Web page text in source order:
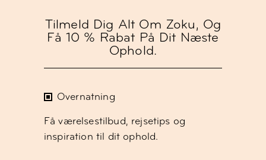
Tilmeld Dig Alt Om Zoku, Og
Få 10 % Rabat På Dit Næste
Ophold.
Overnatning
Få værelsestilbud, rejsetips og
inspiration til dit ophold.